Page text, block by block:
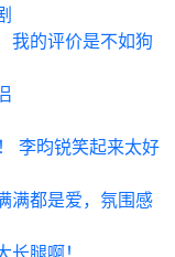
我的评价是不如狗
李昀锐笑起来太好
满都是爱，氛围感